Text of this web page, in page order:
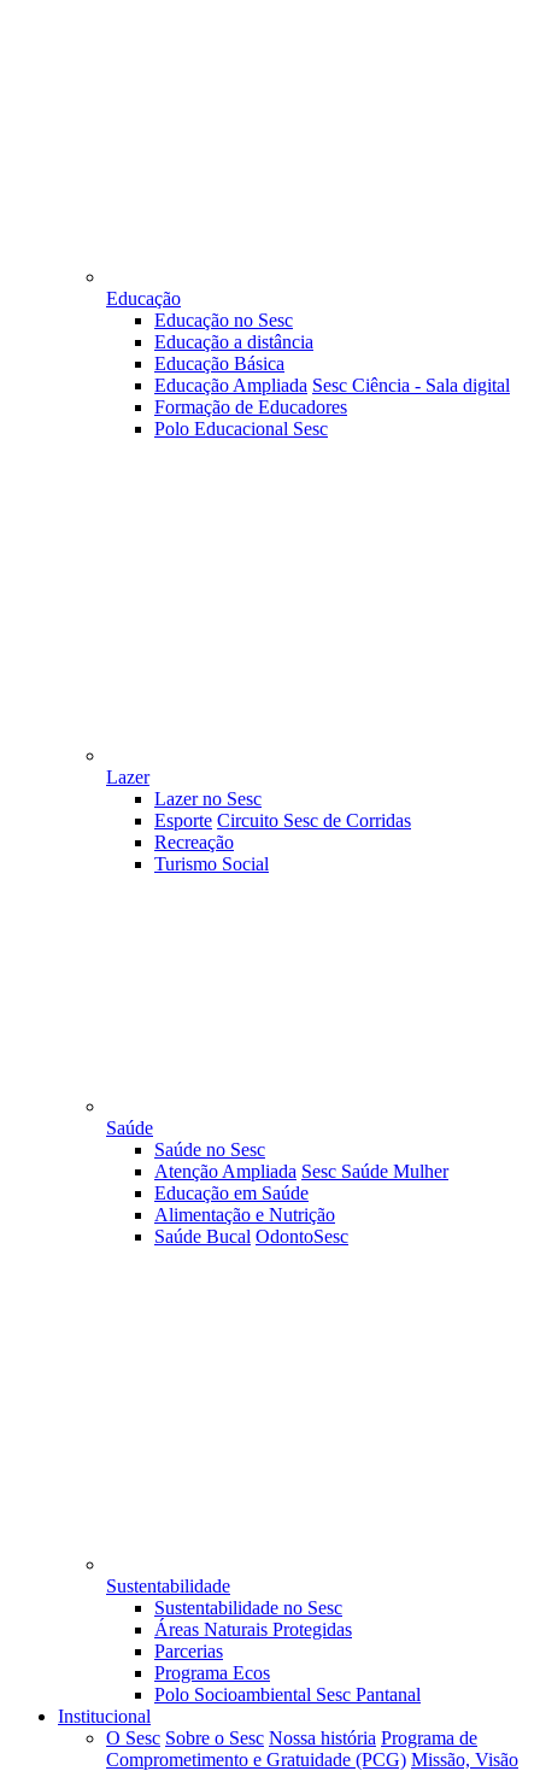
Educação
Educação no Sesc
Educação a distância
Educação Básica
Educação Ampliada Sesc Ciência - Sala digital
Formação de Educadores
Polo Educacional Sesc
Lazer
Lazer no Sesc
Esporte Circuito Sesc de Corridas
Recreação
Turismo Social
Saúde
Saúde no Sesc
Atenção Ampliada Sesc Saúde Mulher
Educação em Saúde
Alimentação e Nutrição
Saúde Bucal OdontoSesc
Sustentabilidade
Sustentabilidade no Sesc
Áreas Naturais Protegidas
Parcerias
Programa Ecos
Polo Socioambiental Sesc Pantanal
Institucional
O Sesc Sobre o Sesc Nossa história Programa de
Comprometimento e Gratuidade (PCG) Missão, Visão